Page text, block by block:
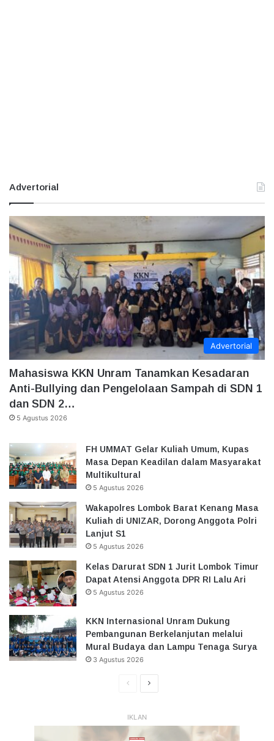
Advertorial
Advertorial
Mahasiswa KKN Unram Tanamkan Kesadaran
Anti-Bullying dan Pengelolaan Sampah di SDN 1
dan SDN 2…
5 Agustus 2026
FH UMMAT Gelar Kuliah Umum, Kupas
Masa Depan Keadilan dalam Masyarakat
Multikultural
5 Agustus 2026
Wakapolres Lombok Barat Kenang Masa
Kuliah di UNIZAR, Dorong Anggota Polri
Lanjut S1
5 Agustus 2026
Kelas Darurat SDN 1 Jurit Lombok Timur
Dapat Atensi Anggota DPR RI Lalu Ari
5 Agustus 2026
KKN Internasional Unram Dukung
Pembangunan Berkelanjutan melalui
Mural Budaya dan Lampu Tenaga Surya
3 Agustus 2026
HalamanHalaman
IKLAN